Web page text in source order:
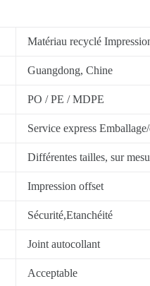
Matériau recyclé
Guangdong, Chine
PO / PE / MDPE
Service express
Différentes tailles, sur
Impression offset
Sécurité,Etanchéité
Joint autocollant
Acceptable